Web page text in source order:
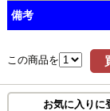
備考
この商品を
お気に入りに